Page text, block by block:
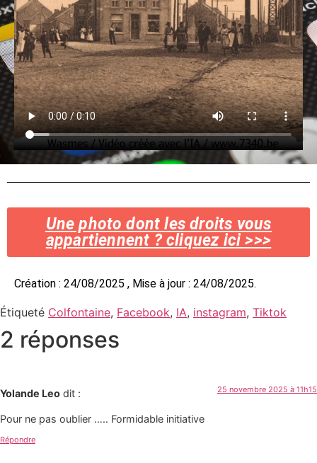
Une photo dont les droits vous
appartiennent ? cliquez ici >>>
Création : 24/08/2025 , Mise à jour : 24/08/2025.
Étiqueté Colfontaine, Facebook, IA, instagram, Tiktok
2 réponses
Yolande Leo dit : 25 novembre 2025 à 11h15
Pour ne pas oublier ….. Formidable initiative
Répondre